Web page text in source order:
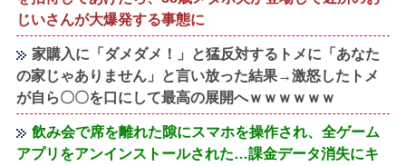
じいさんが大爆発する事態に
家購入に「ダメダメ！」と猛反対するトメに「あなた
の家じゃありません」と言い放った結果→激怒したトメ
が自ら〇〇を口にして最高の展開へｗｗｗｗｗｗ
飲み会で席を離れた隙にスマホを操作され、全ゲーム
アプリをアンインストールされた…課金データ消失にキ